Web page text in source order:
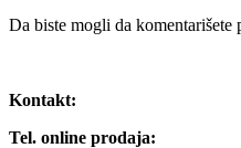
Da biste mogli da
Kontakt:
Tel. online prodaja: